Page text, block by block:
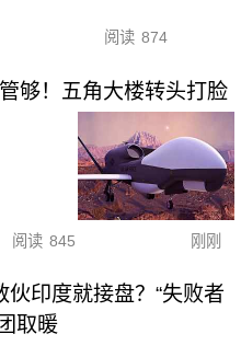
阅读 874
够！五角大楼转头打脸
阅读 845 刚刚
伙印度就接盘？“失败者
取暖